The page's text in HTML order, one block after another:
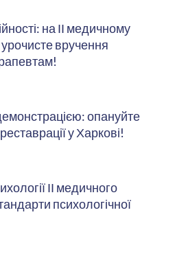
на ІІ медичному
вручення
опануйте
у Харкові!
ІІ медичного
психологічної